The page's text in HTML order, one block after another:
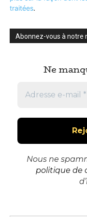
traitées.
Abonnez-vous à notre
Ne
Nous ne
politique de